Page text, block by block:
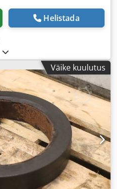
Helistada
Väike kuulutus